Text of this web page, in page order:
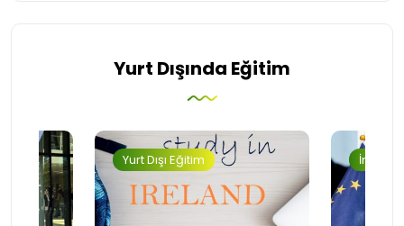
Yurt Dışında Eğitim
Yurt Dışı Eğitim